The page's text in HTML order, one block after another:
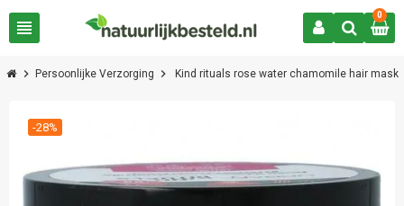
view_headline
0
chevron_right Persoonlijke Verzorging chevron_right Kind rituals rose water chamomile hair mask
-28%